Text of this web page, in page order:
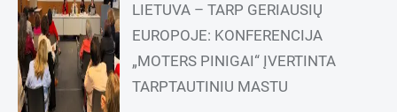
LIETUVA – TARP GERIAUSIŲ
EUROPOJE: KONFERENCIJA
„MOTERS PINIGAI“ ĮVERTINTA
TARPTAUTINIU MASTU